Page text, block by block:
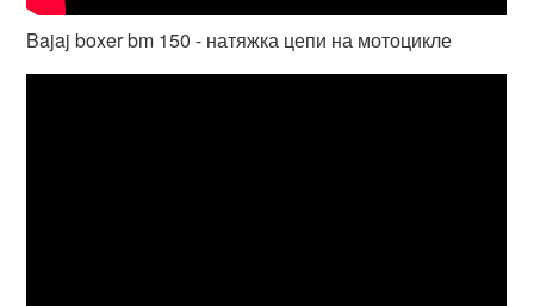
Bajaj boxer bm 150 - натяжка цепи на мотоцикле